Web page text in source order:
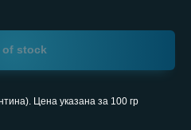
of stock
Цена указана за 100 гр